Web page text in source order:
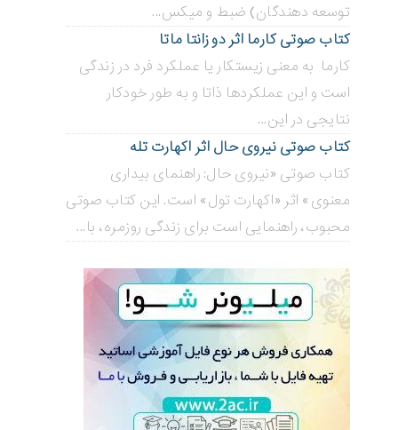
توسعه دهندگان) ضبط و میکس...
کتاب صوتی کارما اثر دو زانتا ماتا
کارما به معنی زیستکار یا عملکرد فرد در زندگی
است و این عملکردها ذاتا و به طور خودکار
نتایجی در این...
کتاب صوتی نیروی حال اثر اکهارت تله
کتاب صوتی «نیروی حال: راهنمای بیداری
معنوی» اثر «اکهارت تول» است. این کتاب صوتی
محبوب، راهنمایی است برای زندگی روزمره، با...